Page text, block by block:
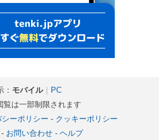
： モバイル｜ PC
は一部制限されます
ーポリシー - クッキーポリシー
お問い合わせ- ヘルプ